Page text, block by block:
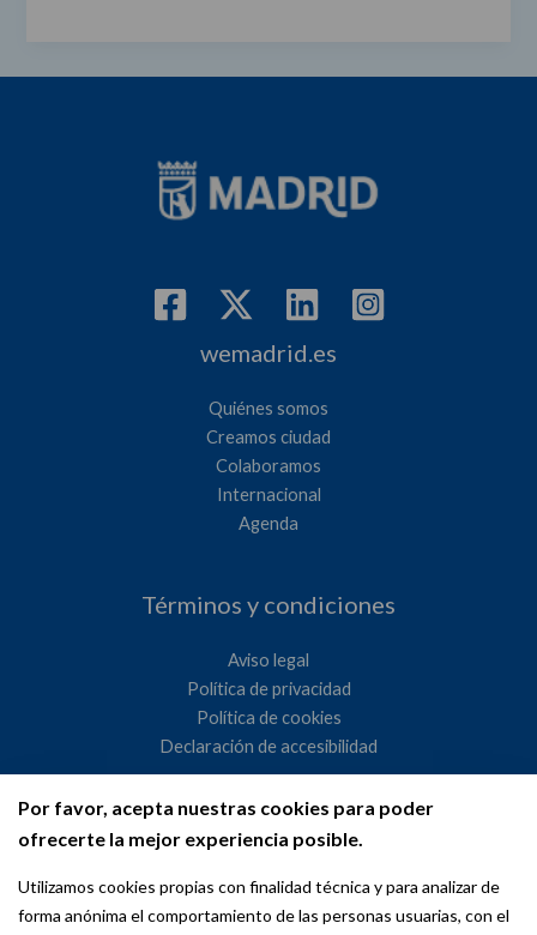
Por favor, acepta nuestras cookies para poder
ofrecerte la mejor experiencia posible.
Utilizamos cookies propias con finalidad técnica y para analizar de
forma anónima el comportamiento de las personas usuarias, con el
wemadrid.es
Quiénes somos
Creamos ciudad
Colaboramos
Internacional
Agenda
Términos y condiciones
Aviso legal
Política de privacidad
Política de cookies
Declaración de accesibilidad
Ayuntamiento de Madrid
WeMadrid es un sitio web del Ayuntamiento de Madrid
dedicado a las relaciones institucionales y la actividad